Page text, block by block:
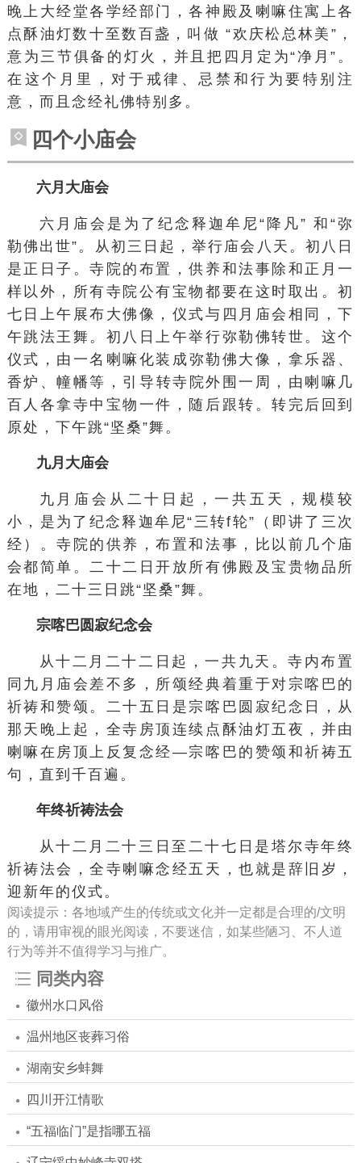
晚上大经堂各学经部门，各神殿及喇嘛住寓上各
点酥油灯数十至数百盏，叫做 “欢庆松总林美”，
意为三节俱备的灯火，并且把四月定为“净月”。
在这个月里，对于戒律、忌禁和行为要特别注
意，而且念经礼佛特别多。
四个小庙会
六月大庙会
六月庙会是为了纪念 释迦牟尼“降凡” 和“弥
勒佛出世”。从初三日起，举行庙会八天。初八日
是正日子。寺院的布置，供养和法事除和正月一
样以外，所有寺院公有宝物都要在这时取出。初
七日上午展布大佛像，仪式与四月庙会相同，下
午跳法王舞。初八日上午举行弥勒佛转世。这个
仪式，由一名喇嘛化装成弥勒佛 大像，拿乐器、
香炉、幢幡等，引导转寺院外围一周，由喇嘛几
百人各拿寺中宝物一件，随后跟转。转完后回到
原处，下午跳“坚桑”舞。
九月大庙会
九月庙会从二十日起，一共五天，规模较
小，是为了纪念释迦牟尼“三转f轮”（即讲了三次
经）。寺院的供养，布置和法事，比以前几个庙
会都简单。二十二日开放所有佛殿及宝贵物品所
在地，二十三日跳“坚桑”舞。
宗喀巴圆寂纪念会
从十二月二十二日起，一共九天。寺内布置
同九月庙会差不多，所颂经典着重于对宗喀巴的
祈祷和赞颂。二十五日是宗喀巴圆寂纪念日，从
那天晚上起，全寺房顶连续点酥油灯五夜，并由
喇嘛在房顶上反复念经—宗喀巴的赞颂和祈祷五
句，直到千百遍。
年终祈祷法会
从十二月二十三日至二十七日是塔尔寺年终
祈祷法会，全寺喇嘛念经五天，也就是辞旧岁，
迎新年的仪式。
阅读提示：各地域产生的传统或文化并一定都是合理的/文明
的，请用审视的眼光阅读，不要迷信，如某些陋习、不人道
行为等并不值得学习与推广。
同类内容
徽州水口风俗
温州地区丧葬习俗
湖南安乡蚌舞
四川开江情歌
“五福临门”是指哪五福